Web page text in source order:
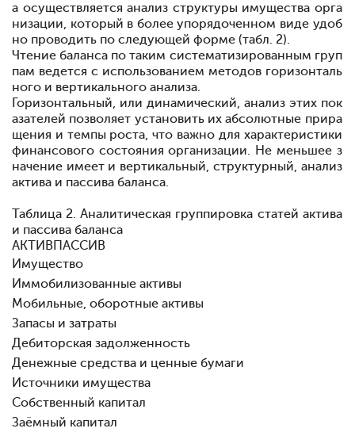
а осуществляется анализ структуры имущества орга
низации, который в болееупорядоченном виде удоб
но проводить по следующей форме (табл. 2).
Чтение баланса по таким систематизированным груп
пам ведется с использованием методов горизонталь
ного и вертикального анализа.
Горизонтальный, или динамический, анализ этих пок
азателей позволяет установить их абсолютные прира
щения и темпы роста, что важно для характеристики
финансового состоянияорганизации. Не меньшее з
начение имеет и вертикальный, структурный, анализ
актива и пассива баланса.
Таблица 2. Аналитическая группировка статей актива
и пассива баланса
АКТИВПАССИВ
Имущество
Иммобилизованные активы
Мобильные, оборотные активы
Запасы и затраты
Дебиторская задолженность
Денежные средства и ценные бумаги
Источники имущества
Собственный капитал
Заёмный капитал